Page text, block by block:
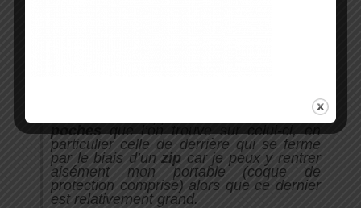
multitude de
pochesque l’on trouve sur celui-ci, en
particulier celle de derrière qui se ferme
par le biais d’unzip car je peux y rentrer
aisément mon portable (coque de
protection comprise) alors que ce dernier
est relativement grand.